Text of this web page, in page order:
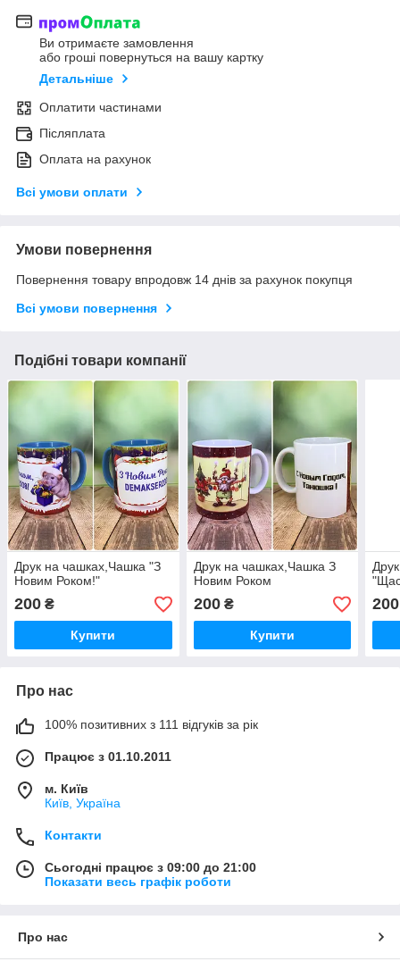
Ви отримаєте замовлення
або гроші повернуться на вашу картку
Детальніше
Оплатити частинами
Післяплата
Оплата на рахунок
Всі умови оплати
Умови повернення
Повернення товару впродовж 14 днів за рахунок покупця
Всі умови повернення
Подібні товари компанії
Друк на чашках,Чашка "З
Новим Роком!"
200 ₴
Купити
Друк на чашках,Чашка З
Новим Роком
200₴
Купити
200
Про нас
100% позитивних з 111 відгуків за рік
Працює з 01.10.2011
м. Київ
Київ, Україна
Контакти
Сьогодні працює з 09:00 до 21:00
Показати весь графік роботи
Про нас